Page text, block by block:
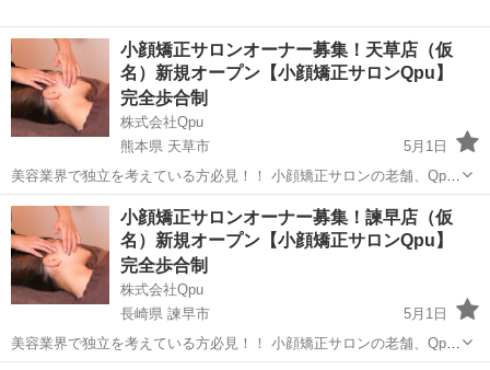
小顔矯正サロンオーナー募集！天草店（仮
名）新規オープン【小顔矯正サロンQpu】
完全歩合制
株式会社Qpu
熊本県 天草市
5月1日
美容業界で独立を考えている方必見！！ 小顔矯正サロンの老舗、Qpu
のオーナーとして、新しいキャリアをスタートしませんか？？ 🌟 「キ
ュープ」ってどんなサロン？ 🌟 Qpuは2012年に東京の六本木で第1号
店をオープ...
熊本 天草市 セラピスト リモート
小顔矯正サロンオーナー募集！諫早店（仮
名）新規オープン【小顔矯正サロンQpu】
完全歩合制
株式会社Qpu
長崎県 諫早市
5月1日
美容業界で独立を考えている方必見！！ 小顔矯正サロンの老舗、Qpu
のオーナーとして、新しいキャリアをスタートしませんか？？ 🌟 「キ